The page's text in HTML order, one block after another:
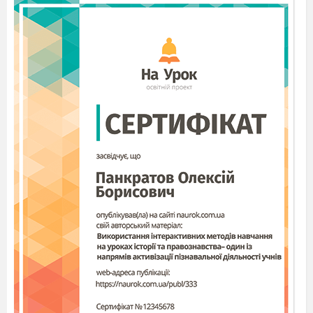
пандою. Живе цей звір у лісах із бамбуку.
Панди їдять молоді пагони цієї рослини.
Вдень панди сплять у затишному містечку, а
вночі безперервно їдять.
цікаве забарвлення. Голова і
лапки білі, а сама тварина чорна.
Панди – рідкісні тварини. Вони
перебувають під охороною людей.
Змістовий аналіз тексту
Як називають бамбукового ведмедя?
Де живе панда?
Чим харчується тварина?
Що роблять панди вдень? Вночі?
Яке забарвлення панд?
Чому цих тварин потрібно оберігати?
Мовний аналіз тексту
– Якими словами можна замінити слово
ПАНДА?
(бамбуковий ведмідь, тварина)
– Як по-іншому можна сказати: пагін –